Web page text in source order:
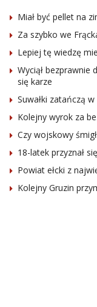
Miał być pellet na
Za szybko we
Lepiej tę wiedzę
Wyciął bezprawnie
się karze
Suwałki zatańczą
Kolejny wyrok za
Czy wojskowy
18-latek przyznał
Powiat ełcki z
Kolejny Gruzin